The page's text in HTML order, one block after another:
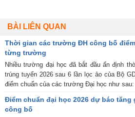
BÀI LIÊN QUAN
Thời gian các trường ĐH công bố
từng trường
Nhiều trường đại học đã bắt đầu ấn định
trúng tuyển 2026 sau 6 lần lọc ảo của Bộ
điểm chuẩn của các trường Đại học như sau:
Điểm chuẩn đại học 2026 dự báo
công bố